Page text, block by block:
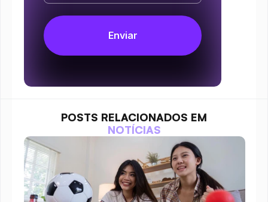
POSTS RELACIONADOS EM
NOTÍCIAS